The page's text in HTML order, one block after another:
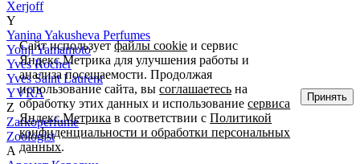
Xerjoff
Y
Yanina Yakusheva Perfumes
Yohji Yamamoto
Yves Rocher
Yves Saint Laurent
YVRA
Z
Zarkoperfume
Zoologist
А
Сайт используетфайлы cookie и сервис
Яндекс.Метрика для улучшения работы и
анализа посещаемости. Продолжая
использование сайта, высоглашаетесь на
обработку этих данных и использованиесервиса
Яндекс.Метрика в соответствии сПолитикой
конфиденциальности и обработки персональных
данных.
Принять